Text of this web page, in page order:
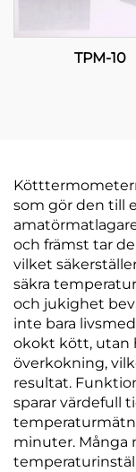
TPM-10
som gör den till
och främst tar
vilket
säkra
och jukighet
inte bara
okokt kött, utan
överkokning,
resultat.
sparar värdefull
minuter. Många